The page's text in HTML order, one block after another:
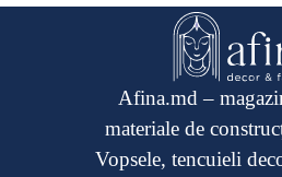
Afina.md –
materiale de
Vopsele, tencuieli